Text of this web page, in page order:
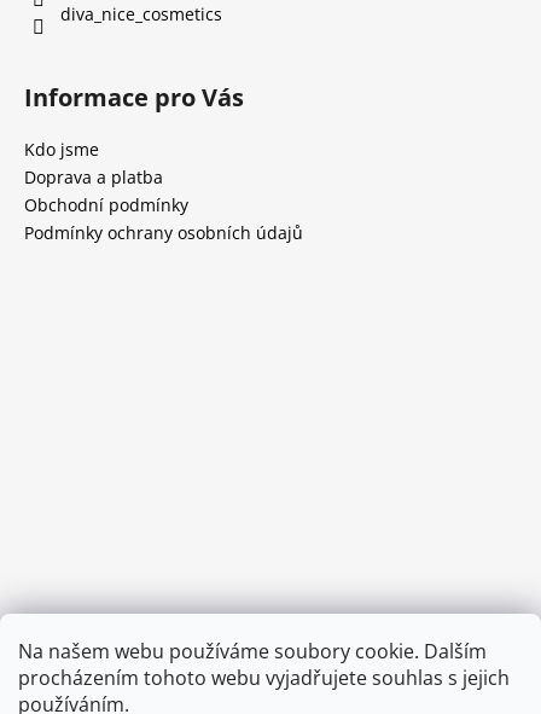
Na našem webu používáme soubory cookie. Dalším
procházením tohoto webu vyjadřujete souhlas s jejich
používáním.
diva_nice_cosmetics
Informace pro Vás
Kdo jsme
Doprava a platba
Obchodní podmínky
Podmínky ochrany osobních údajů
Provozní doba:
8.00 - 15.00 hod (pondělí - pátek)